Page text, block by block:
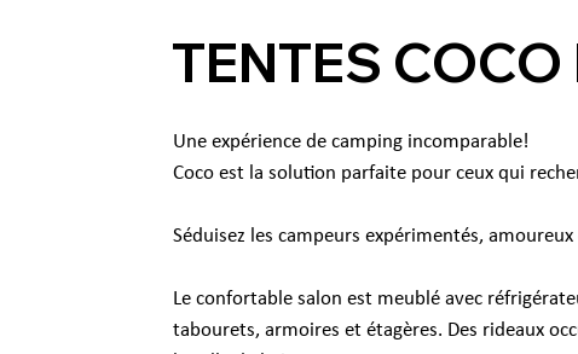
TENTES COCO
Une expérience de camping incomparable!
Coco est la solution parfaite pour ceux qui
Séduisez les campeurs expérimentés,
Le confortable salon est meublé avec
tabourets, armoires et étagères. Des rideaux